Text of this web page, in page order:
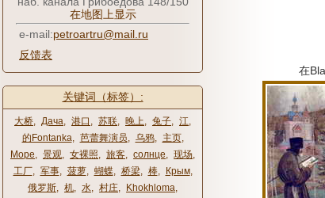
在地图上显示
e-mail:petroartru@mail.ru
反馈表
关键词（标签）:
大桥, Дача, 港口 , 苏联, 晚上, 兔子, 江,
的Fontanka, 芭蕾舞演员, 乌鸦, 主页,
Море, 景观, 女裸照, 旅客, солнце, 现场,
工厂, 军事, 菠萝, 蝴蝶, 桥梁, 棒, Крым,
俄罗斯, 机, 水, 村庄, Khokhloma,
在